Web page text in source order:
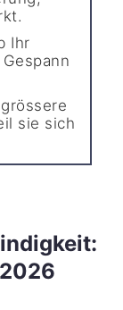
Ihr
sie sich